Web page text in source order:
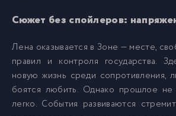
12 012 - Тогда
013 - Сейчас
Сюжет без спойлеров:
Лена оказывается в Зоне — месте,
правил и контроля государства.
новую жизнь среди сопротивления,
боятся любить. Однако прошлое не
легко. События развиваются